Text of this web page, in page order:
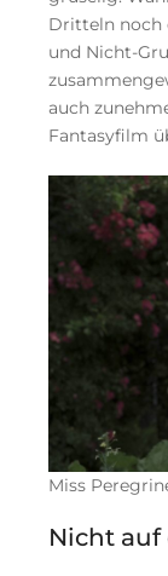
Dritteln noch
und Nicht-
auch
Fantasyfilm
Miss
Nicht